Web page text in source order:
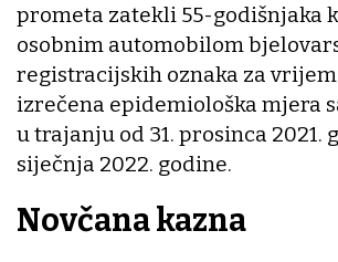
prometa zatekli 55-godišnjaka
osobnim automobilom
registracijskih oznaka za
izrečena epidemiološka mjera
u trajanju od 31. prosinca 2021.
siječnja 2022. godine.
Novčana kazna